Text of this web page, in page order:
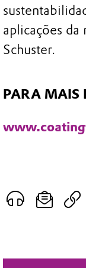
aplicações da
Schuster.
PARA MAIS